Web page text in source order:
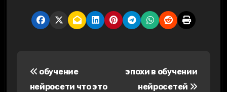
обучение
нейросети что это
эпохи в обучении
нейросетей